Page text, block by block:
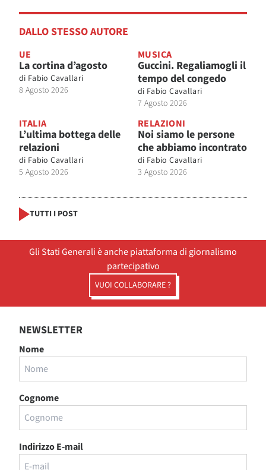
DALLO STESSO AUTORE
UE
La cortina d’agosto
di Fabio Cavallari
8 Agosto 2026
MUSICA
Guccini. Regaliamogli il
tempo del congedo
di Fabio Cavallari
7 Agosto 2026
ITALIA
L’ultima bottega delle
relazioni
di Fabio Cavallari
5 Agosto 2026
RELAZIONI
Noi siamo le persone
che abbiamo incontrato
di Fabio Cavallari
3 Agosto 2026
TUTTI I POST
Gli Stati Generali è anche piattaforma di giornalismo
partecipativo
VUOI COLLABORARE ?
NEWSLETTER
Nome
Cognome
Indirizzo E-mail